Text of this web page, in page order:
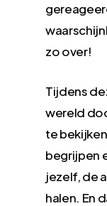
zo over!
Tijdens
wereld
te
begrijpen
jezelf, de
halen. En